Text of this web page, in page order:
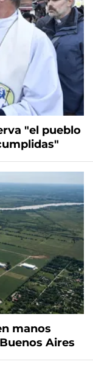
"el pueblo
manos
Aires